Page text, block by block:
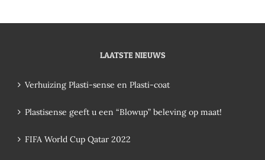
LAATSTE NIEUWS
Verhuizing Plasti-sense en Plasti-coat
Plastisense geeft u een “Blowup” beleving op maat!
FIFA World Cup Qatar 2022